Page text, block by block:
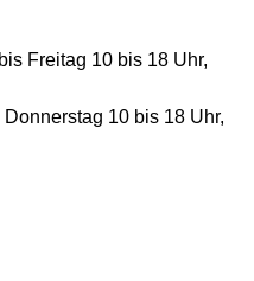
Freitag 10 bis 18 Uhr,
10 bis 18 Uhr,